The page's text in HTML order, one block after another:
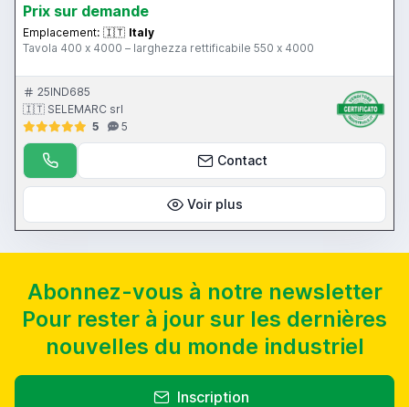
Prix ​​sur demande
Emplacement: 🇮🇹 Italy
Tavola 400 x 4000 – larghezza rettificabile 550 x 4000
25IND685
🇮🇹 SELEMARC srl
5
5
Contact
Voir plus
Abonnez-vous à notre newsletter
Pour rester à jour sur les dernières
nouvelles du monde industriel
Inscription